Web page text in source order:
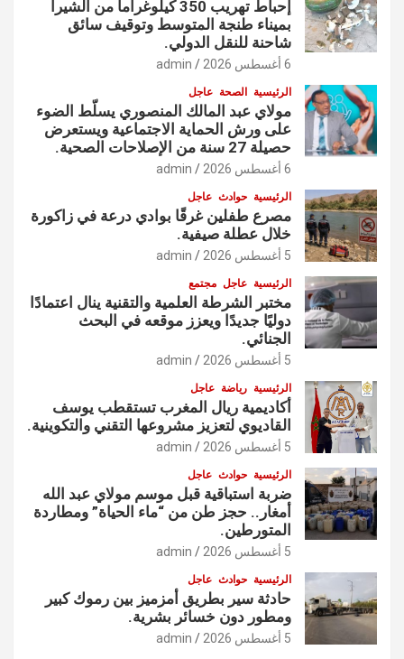
إحباط تهريب 350 كيلوغراماً من الشيرا
بميناء طنجة المتوسط وتوقيف سائق
شاحنة للنقل الدولي.
6 أغسطس 2026 admin
الرئيسية الصحة عاجل
مولاي عبد المالك المنصوري يسلّط الضوء
على ورش الحماية الاجتماعية ويستعرض
حصيلة 27 سنة من الإصلاحات الصحية.
6 أغسطس 2026 admin
الرئيسية حوادث عاجل
مصرع طفلين غرقًا بوادي درعة في زاكورة
خلال عطلة صيفية.
5 أغسطس 2026 admin
الرئيسية عاجل مجتمع
مختبر الشرطة العلمية والتقنية ينال اعتمادًا
دوليًا جديدًا ويعزز موقعه في البحث
الجنائي.
5 أغسطس 2026 admin
الرئيسية رياضة عاجل
أكاديمية ريال المغرب تستقطب يوسف
القاديوي لتعزيز مشروعها التقني والتكوينية.
5 أغسطس 2026 admin
الرئيسية حوادث عاجل
ضربة استباقية قبل موسم مولاي عبد الله
أمغار.. حجز طن من “ماء الحياة” ومطاردة
المتورطين.
5 أغسطس 2026 admin
الرئيسية حوادث عاجل
حادثة سير بطريق أمزميز بين رموك كبير
ومطور دون خسائر بشرية.
5 أغسطس 2026 admin